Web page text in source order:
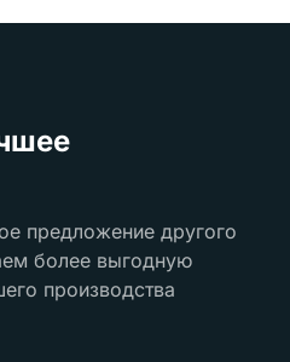
предложение другого
более выгодную
производства